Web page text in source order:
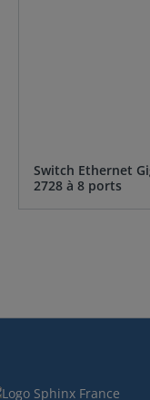
Switch Ethernet
2728 à 8 ports